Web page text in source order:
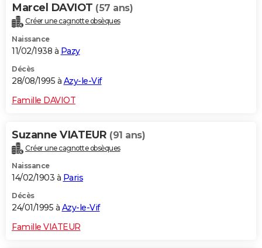
Marcel DAVIOT (57 ans)
Créer une cagnotte obsèques
Naissance
11/02/1938 à Pazy
Décès
28/08/1995 à Azy-le-Vif
Famille DAVIOT
Suzanne VIATEUR (91 ans)
Créer une cagnotte obsèques
Naissance
14/02/1903 à Paris
Décès
24/01/1995 à Azy-le-Vif
Famille VIATEUR